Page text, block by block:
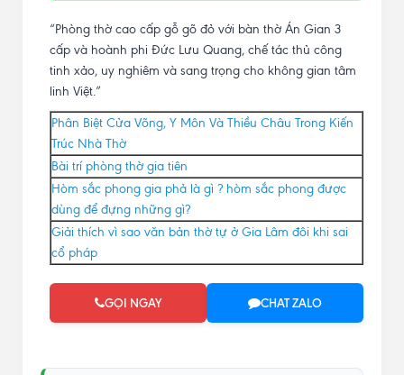
“Phòng thờ cao cấp gỗ gõ đỏ với bàn thờ Án Gian 3
cấp và hoành phi Đức Lưu Quang, chế tác thủ công
tinh xảo, uy nghiêm và sang trọng cho không gian tâm
linh Việt.”
Phân Biệt Cửa Võng, Y Môn Và Thiều Châu Trong Kiến
Trúc Nhà Thờ
Bài trí phòng thờ gia tiên
Hòm sắc phong gia phả là gì ? hòm sắc phong được
dùng để đựng những gì?
Giải thích vì sao văn bản thờ tự ở Gia Lâm đôi khi sai
cổ pháp
GỌI NGAY CHAT ZALO